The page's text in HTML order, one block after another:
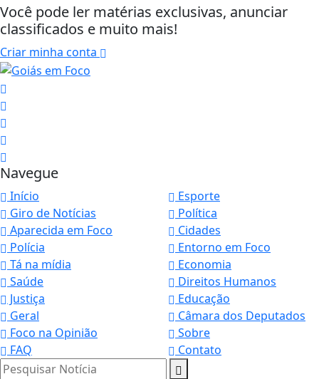
Você pode ler matérias exclusivas, anunciar
classificados e muito mais!
Criar minha conta
Navegue
Início
Esporte
Giro de Notícias
Política
Aparecida em Foco
Cidades
Polícia
Entorno em Foco
Tá na mídia
Economia
Saúde
Direitos Humanos
Justiça
Educação
Geral
Câmara dos Deputados
Foco na Opinião
Sobre
FAQ
Contato
Pesquisar Notícia